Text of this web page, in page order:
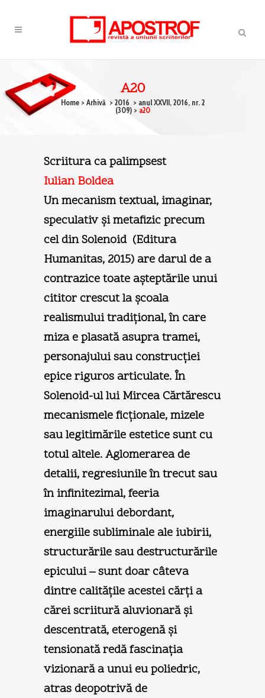
A20
Home> Arhivă > 2016 > anul XXVII, 2016, nr. 2
(309)> a20
Scriitura ca palimpsest
Iulian Boldea
Un mecanism textual, imaginar,
speculativ şi metafizic precum
cel din Solenoid (Editura
Humanitas, 2015) are darul de a
contrazice toate aşteptările unui
cititor crescut la şcoala
realismului tradiţional, în care
miza e plasată asupra tramei,
personajului sau construcţiei
epice riguros articulate. În
Solenoid-ul lui Mircea Cărtărescu
mecanismele ficţionale, mizele
sau legitimările estetice sunt cu
totul altele. Aglomerarea de
detalii, regresiunile în trecut sau
în infinitezimal, feeria
imaginarului debordant,
energiile subliminale ale iubirii,
structurările sau destructurările
epicului – sunt doar câteva
dintre calităţile acestei cărţi a
cărei scriitură aluvionară şi
descentrată, eterogenă şi
tensionată redă fascinaţia
vizionară a unui eu poliedric,
atras deopotrivă de